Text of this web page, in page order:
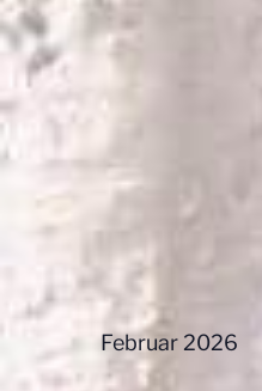
e
n
N
a
v
g
a
t
u
n
c
s
s
Februar 2026